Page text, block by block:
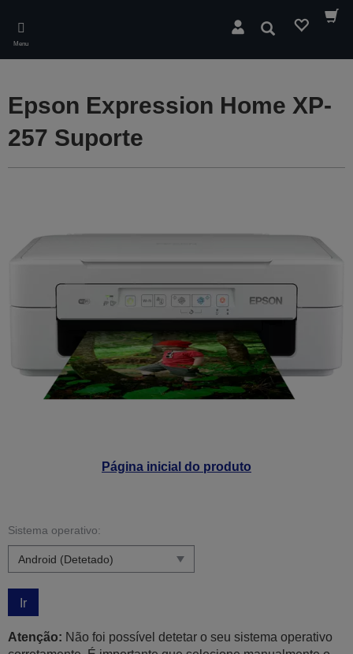
main
content
Menu
Pesquisar
Página inicial do produto
Epson Expression Home XP-
257 Suporte
Sistema operativo:
Ir
Atenção: Não foi possível detetar o seu sistema operativo